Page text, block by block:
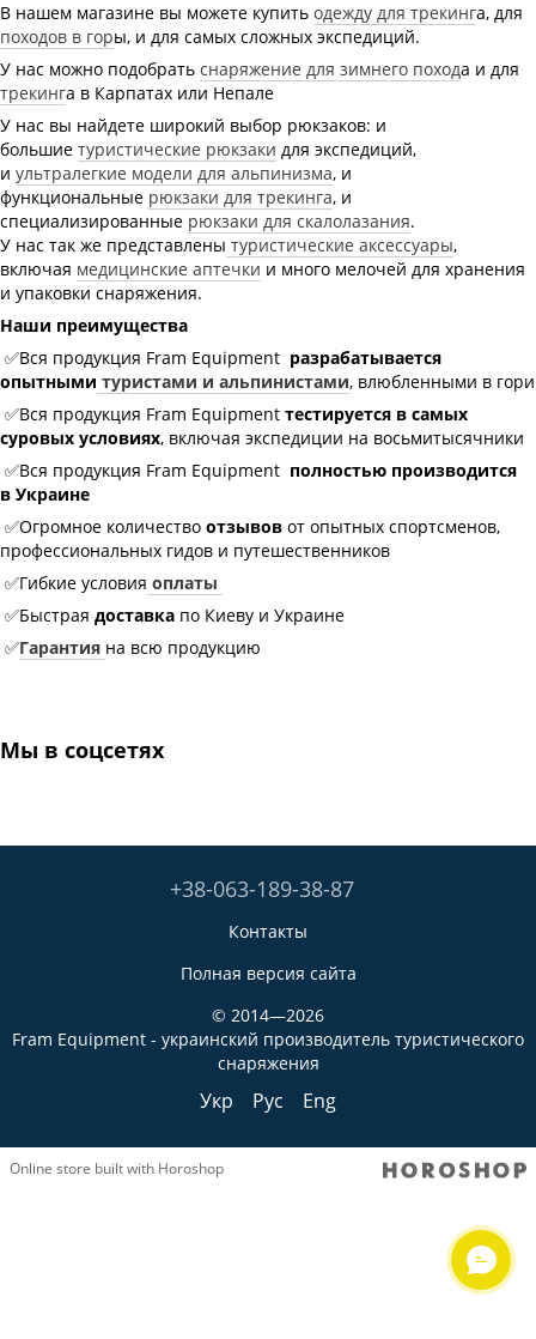
В нашем магазине вы можете купить одежду для трекинга, для
походов в горы, и для самых сложных экспедиций.
У нас можно подобрать снаряжение для зимнего похода и для
трекинга в Карпатах или Непале
У нас вы найдете широкий выбор рюкзаков: и
большие туристические рюкзаки для экспедиций,
и ультралегкие модели для альпинизма, и
функциональные рюкзаки для трекинга, и
специализированные рюкзаки для скалолазания.
У нас так же представлены туристические аксессуары,
включая медицинские аптечки и много мелочей для хранения
и упаковки снаряжения.
Наши преимущества
✅Вся продукция Fram Equipment разрабатывается
опытными туристами и альпинистами, влюбленными в гори
✅Вся продукция Fram Equipment тестируется в самых
суровых условиях, включая экспедиции на восьмитысячники
✅Вся продукция Fram Equipment полностью производится
в Украине
✅Огромное количество отзывов от опытных спортсменов,
профессиональных гидов и путешественников
✅Гибкие условия оплаты
✅Быстрая доставка по Киеву и Украине
✅Гарантия на всю продукцию
Мы в соцсетях
+38-063-189-38-87
Контакты
Полная версия сайта
© 2014—2026
Fram Equipment - украинский производитель туристического
снаряжения
Укр Рус Eng
Online store built with Horoshop